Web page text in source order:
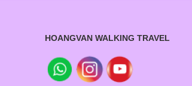
HOANGVAN WALKING TRAVEL